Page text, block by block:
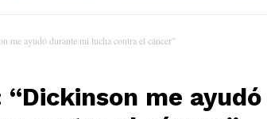
me ayudó durante mi lucha contra el cáncer”
me ayudó